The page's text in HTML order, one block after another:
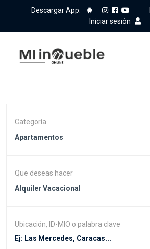
Descargar App:
Iniciar sesión
Categoría
Apartamentos
Que deseas hacer
Alquiler Vacacional
Ubicación, ID-MIO o palabra clave